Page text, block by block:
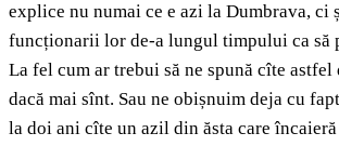
explice nu numai ce e azi la Dumbrava, ci
funcționarii lor de-a lungul timpului ca să
La fel cum ar trebui să ne spună cîte
dacă mai sînt. Sau ne obișnuim deja cu
la doi ani cîte un azil din ăsta care